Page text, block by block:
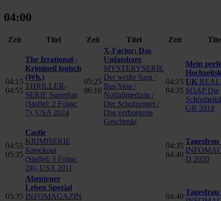
04:00
Zeit Titel Zeit Titel Zeit
04:15
04:55
The Irrational -
Kriminell logisch
(Wh.)
THRILLER-
SERIE Superfan
(Staffel: 2 Folge:
7), USA 2024
05:25
06:10
X-Factor: Das
Unfassbare
MYSTERYSERIE
Der weiße Sarg /
Bus Stop /
Notfallmedizin /
Der Schutzengel /
Das verborgene
Geschenk(
04:15
04:35
Mein
UK
SOAP Die
GB 2018
04:55
05:35
Castle
KRIMISERIE
Knockout
(Staffel: 3 Folge:
24), USA 2011
04:35
04:40
Tagesfrau
D 2020
05:35
Abenteuer
Leben Spezial
INFOMAGAZIN
04:40
Tagesfrau